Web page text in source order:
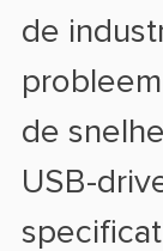
de
de
USB-